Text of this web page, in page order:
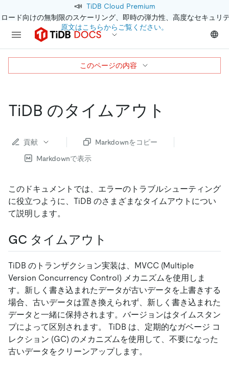
📣 TiDB Cloud Premium
ード向けの無制限のスケーリング、即時の弾力性、高度なセキュリ
原文はこちらからご覧ください。
TiDB のタイムアウト
貢献
Markdownをコピー
Markdownで表示
このドキュメントでは、エラーのトラブルシューティング
に役立つように、TiDB のさまざまなタイムアウトについ
て説明します。
GC タイムアウト
TiDB のトランザクション実装は、MVCC (Multiple
Version Concurrency Control) メカニズムを使用しま
す。新しく書き込まれたデータが古いデータを上書きする
場合、古いデータは置き換えられず、新しく書き込まれた
データと一緒に保持されます。バージョンはタイムスタン
プによって区別されます。 TiDB は、定期的なガベージ コ
レクション (GC) のメカニズムを使用して、不要になった
古いデータをクリーンアップします。
このページの内容